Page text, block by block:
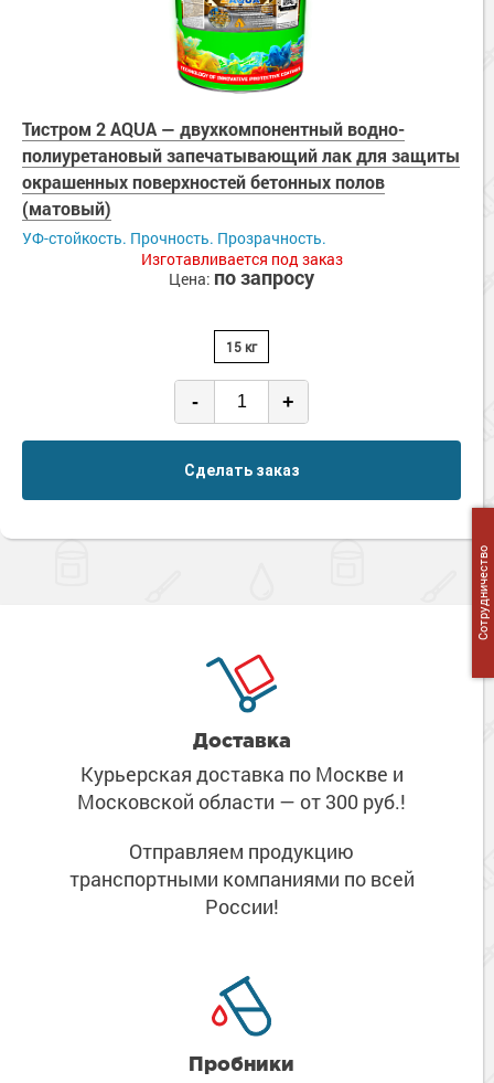
Тистром 2 AQUA — двухкомпонентный водно-
полиуретановый запечатывающий лак для защиты
окрашенных поверхностей бетонных полов
(матовый)
УФ-стойкость. Прочность. Прозрачность.
Изготавливается под заказ
Цена: по запросу
15 кг
- +
Сделать заказ
Доставка
Курьерская доставка по Москве и
Московской области — от 300 руб.!
Отправляем продукцию
транспортными компаниями по всей
России!
Пробники
Сотрудничество